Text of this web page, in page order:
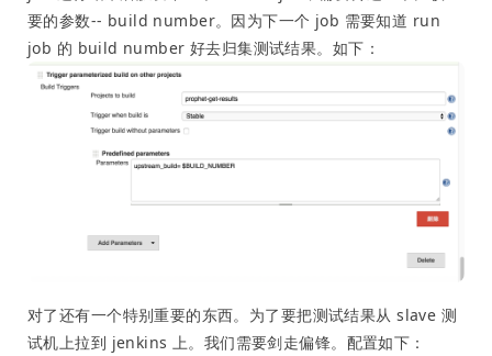
要的参数-- build number。因为下一个 job 需要知道 run
job 的 build number 好去归集测试结果。如下：
对了还有一个特别重要的东西。为了要把测试结果从 slave 测
试机上拉到 jenkins 上。我们需要剑走偏锋。配置如下：